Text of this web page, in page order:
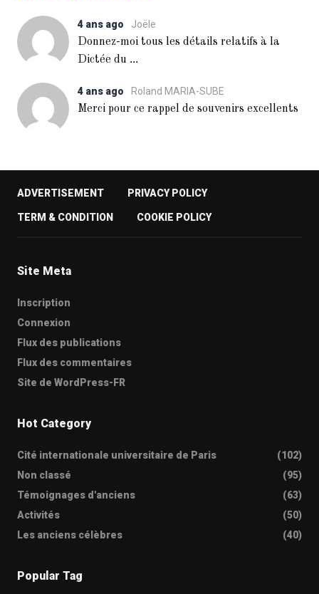
4 ans ago
Joële
Donnez-moi tous les détails relatifs à la
Dictée du ...
4 ans ago
Roland MARIA-SUBE
Merci pour ce rappel de souvenirs excellents
ADVERTISEMENT PRIVACY POLICY
TERM & CONDITION COOKIE POLICY
Site Meta
Inscription
Connexion
Flux des publications
Flux des commentaires
Site de WordPress-FR
Hot Category
Cité internationale universitaire de Paris
(102)
Non classé
(95)
Témoignages d'anciens
(63)
Activités
(50)
Les anciens célèbres
(40)
Popular Tag